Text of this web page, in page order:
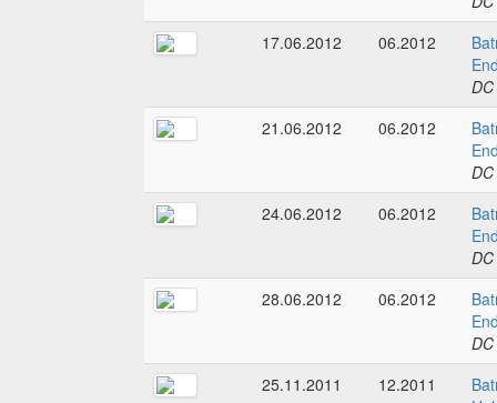
17.06.2012
06.2012
21.06.2012
06.2012
24.06.2012
06.2012
28.06.2012
06.2012
25.11.2011
12.2011